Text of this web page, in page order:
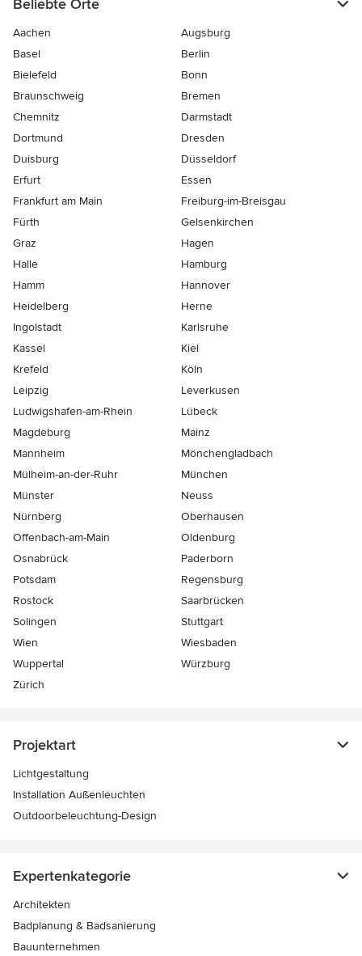
Beliebte Orte
Aachen
Augsburg
Basel
Berlin
Bielefeld
Bonn
Braunschweig
Bremen
Chemnitz
Darmstadt
Dortmund
Dresden
Duisburg
Düsseldorf
Erfurt
Essen
Frankfurt am Main
Freiburg-im-Breisgau
Fürth
Gelsenkirchen
Graz
Hagen
Halle
Hamburg
Hamm
Hannover
Heidelberg
Herne
Ingolstadt
Karlsruhe
Kassel
Kiel
Krefeld
Köln
Leipzig
Leverkusen
Ludwigshafen-am-Rhein
Lübeck
Magdeburg
Mainz
Mannheim
Mönchen­gladbach
Mülheim-an-der-Ruhr
München
Münster
Neuss
Nürnberg
Oberhausen
Offenbach-am-Main
Oldenburg
Osnabrück
Paderborn
Potsdam
Regensburg
Rostock
Saarbrücken
Solingen
Stuttgart
Wien
Wiesbaden
Wuppertal
Würzburg
Zürich
Projektart
Lichtgestaltung
Installation Außenleuchten
Outdoorbeleuchtung-Design
Expertenkategorie
Architekten
Badplanung & Badsanierung
Bauunternehmen